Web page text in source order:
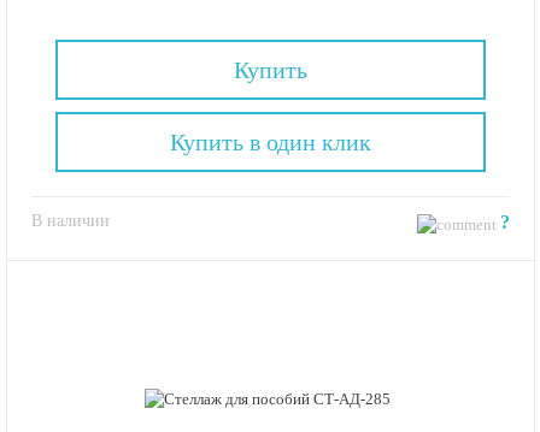
Купить
В наличии ?
Купить в один клик